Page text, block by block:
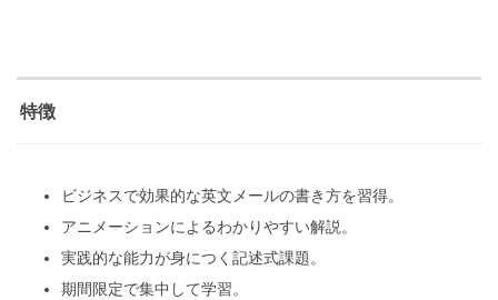
特徴
ビジネスで効果的な英文メールの書き方を習得。
アニメーションによるわかりやすい解説。
実践的な能力が身につく記述式課題。
期間限定で集中して学習。